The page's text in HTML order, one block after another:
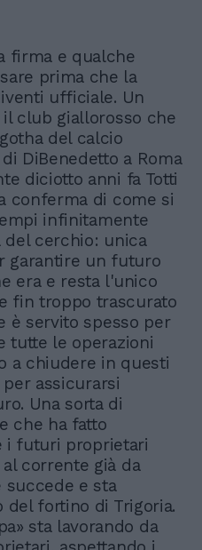
firma e qualche
prima che la
ufficiale. Un
il club giallorosso che
del calcio
DiBenedetto a Roma
diciotto anni fa Totti
conferma di come si
infinitamente
del cerchio: unica
garantire un futuro
era e resta l'unico
fin troppo trascurato
è servito spesso per
tutte le operazioni
a chiudere in questi
assicurarsi
Una sorta di
che ha fatto
i futuri proprietari
corrente già da
e sta
fortino di Trigoria.
sta lavorando da